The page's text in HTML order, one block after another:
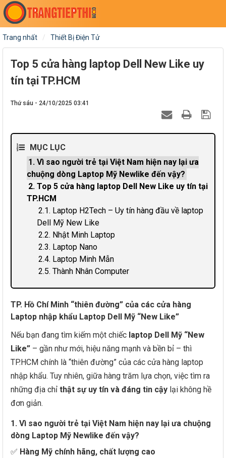
Trang nhất Thiết Bị Điện Tử
Top 5 cửa hàng laptop Dell New Like uy
tín tại TP.HCM
Thứ sáu - 24/10/2025 03:41
MỤC LỤC
1. Vì sao người trẻ tại Việt Nam hiện nay lại ưa
chuộng dòng Laptop Mỹ Newlike đến vậy?
2. Top 5 cửa hàng laptop Dell New Like uy tín tại
TP.HCM
2.1. Laptop H2Tech – Uy tín hàng đầu về laptop
Dell Mỹ New Like
2.2. Nhật Minh Laptop
2.3. Laptop Nano
2.4. Laptop Minh Mẫn
2.5. Thành Nhân Computer
TP. Hồ Chí Minh “thiên đường” của các cửa hàng
Laptop nhập khẩu Laptop Dell Mỹ “New Like”
Nếu bạn đang tìm kiếm một chiếc laptop Dell Mỹ “New
Like” – gần như mới, hiệu năng mạnh và bền bỉ – thì
TP.HCM chính là “thiên đường” của các cửa hàng laptop
nhập khẩu. Tuy nhiên, giữa hàng trăm lựa chọn, việc tìm ra
những địa chỉ thật sự uy tín và đáng tin cậy lại không hề
đơn giản.
1. Vì sao người trẻ tại Việt Nam hiện nay lại ưa chuộng
dòng Laptop Mỹ Newlike đến vậy?
✅ Hàng Mỹ chính hãng, chất lượng cao